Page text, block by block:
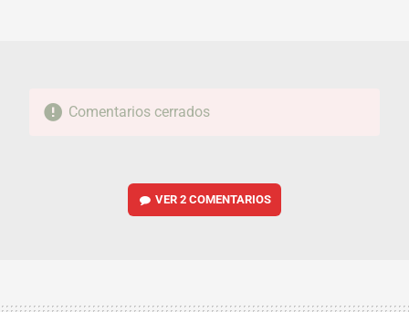
Comentarios cerrados
VER2 COMENTARIOS